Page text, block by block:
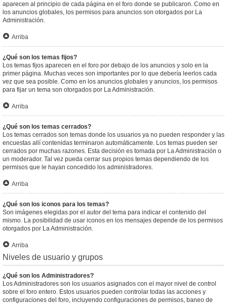
aparecen al principio de cada página en el foro donde se publicaron. Como en
los anuncios globales, los permisos para anuncios son otorgados por La
Administración.
Arriba
¿Qué son los temas fijos?
Los temas fijos aparecen en el foro por debajo de los anuncios y solo en la
primer página. Muchas veces son importantes por lo que debería leerlos cada
vez que sea posible. Como en los anuncios globales y anuncios, los permisos
para fijar un tema son otorgados por La Administración.
Arriba
¿Qué son los temas cerrados?
Los temas cerrados son temas donde los usuarios ya no pueden responder y las
encuestas allí contenidas terminaron automáticamente. Los temas pueden ser
cerrados por muchas razones. Esta decisión es tomada por La Administración o
un moderador. Tal vez pueda cerrar sus propios temas dependiendo de los
permisos que le hayan concedido los administradores.
Arriba
¿Qué son los iconos para los temas?
Son imágenes elegidas por el autor del tema para indicar el contenido del
mismo. La posibilidad de usar iconos en los mensajes depende de los permisos
otorgados por La Administración.
Arriba
Niveles de usuario y grupos
¿Qué son los Administradores?
Los Administradores son los usuarios asignados con el mayor nivel de control
sobre el foro entero. Estos usuarios pueden controlar todas las acciones y
configuraciones del foro, incluyendo configuraciones de permisos, baneo de